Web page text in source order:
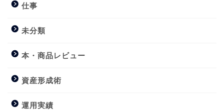
仕事
未分類
本・商品レビュー
資産形成術
運用実績